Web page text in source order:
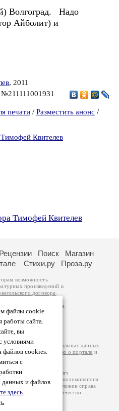
Волгоград. Надо
Айболит) и
, 2011
№211111001931
печати / Разместить анонс /
Тимофей Квителев
Тимофей Квителев
файлы cookie
работы сайта.
вы
условиями
файлов cookies.
с
данных и файлов
здесь.
Рецензии Поиск
Магазин
Стихи.ру Проза.ру
возможность
произведений в
договора
принадлежат авторам
произведений возможна
вы можете
Ответственность за
на
обработки персональных данных
подробнуюинформацию о портале и
– порядка 100 тысяч
просматривают более полумиллиона
который расположен справа
по две цифры: количество